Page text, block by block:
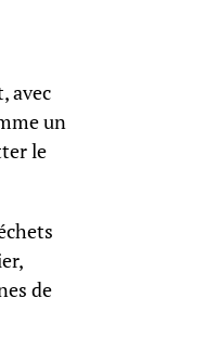
avec
un
le
de